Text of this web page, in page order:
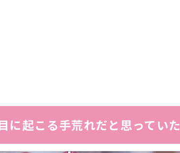
に起こる手荒れだと思っていた